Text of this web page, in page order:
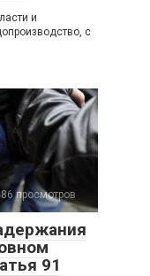
и
с
просмотров
91